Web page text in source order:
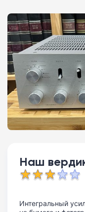
Наш
Интегральный